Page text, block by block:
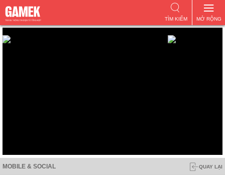
MỞ RỘNG
TÌM KIẾM
MOBILE & SOCIAL QUAY LẠI